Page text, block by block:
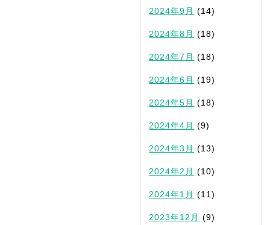
2024年9月 (14)
2024年8月 (18)
2024年7月 (18)
2024年6月 (19)
2024年5月 (18)
2024年4月 (9)
2024年3月 (13)
2024年2月 (10)
2024年1月 (11)
2023年12月 (9)